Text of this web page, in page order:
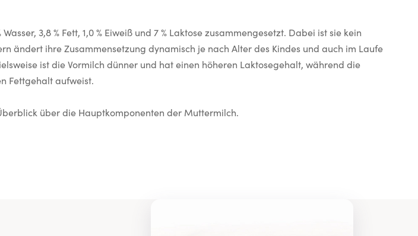
3,8 % Fett, 1,0 % Eiweiß und 7 % Laktose zusammengesetzt. Dabei ist sie kein
ändert ihre Zusammensetzung dynamisch je nach Alter des Kindes und auch im Laufe
ist die Vormilch dünner und hat einen höheren Laktosegehalt, während die
Fettgehalt aufweist.
über die Hauptkomponenten der Muttermilch.